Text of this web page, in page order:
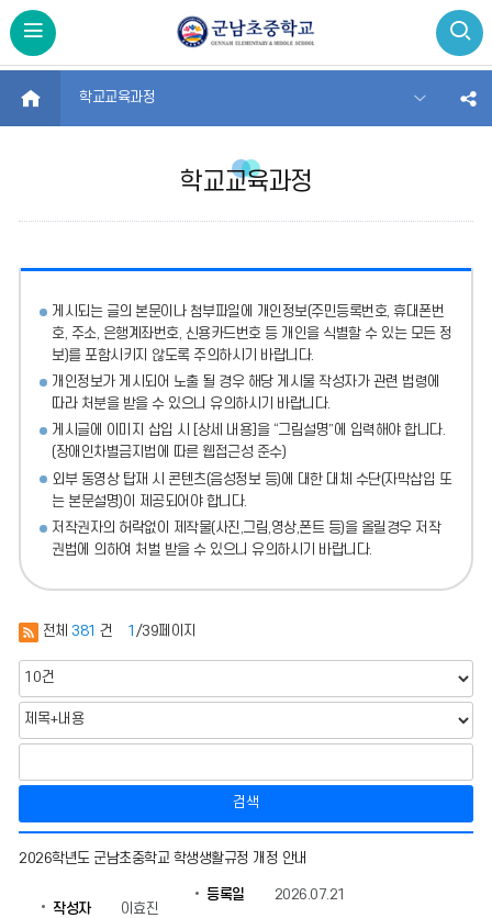
HOME 학교교육과정
학교교육과정
게시되는 글의 본문이나 첨부파일에
개인정보(주민등록번호, 휴대폰번
호, 주소, 은행계좌번호, 신용카드번호 등 개인을 식별할 수 있는 모든 정
보)를 포함시키지 않도록 주의하시기 바랍니다.
개인정보가 게시되어 노출 될 경우 해당 게시물 작성자가 관련 법령에
따라 처분을 받을 수 있으니 유의하시기 바랍니다.
게시글에 이미지 삽입 시 [상세 내용]을 “그림설명”에 입력해야 합니다.
(장애인차별금지법에 따른 웹접근성 준수)
외부 동영상 탑재 시 콘텐츠(음성정보 등)에 대한 대체 수단(자막삽입 또
는 본문설명)이 제공되어야 합니다.
저작권자의 허락없이 제작물(사진,그림,영상,폰트 등)을 올릴경우 저작
권법에 의하여 처벌 받을 수 있으니 유의하시기 바랍니다.
전체 381 건 1 /39페이지
검색
교
2026학년도 군남초중학교 학생생활규정 개정 안내
작성자 이효진
등록일 2026.07.21